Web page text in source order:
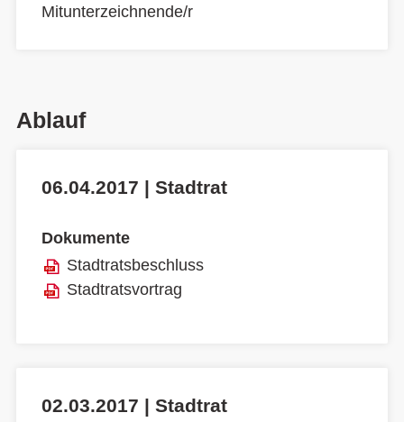
Mitunterzeichnende/r
Ablauf
06.04.2017 | Stadtrat
Dokumente
Stadtratsbeschluss
Stadtratsvortrag
02.03.2017 | Stadtrat